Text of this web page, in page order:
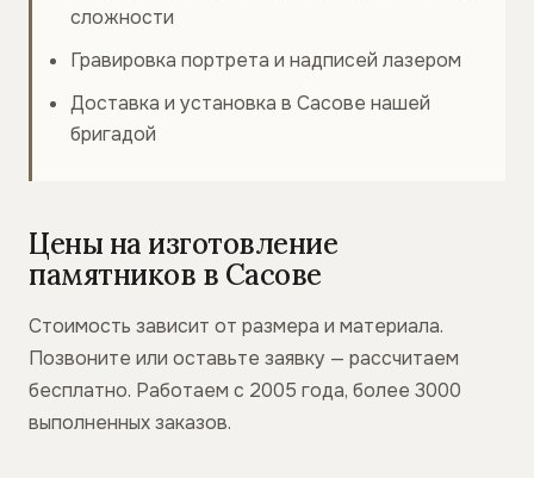
сложности
Гравировка портрета и надписей лазером
Доставка и установка в Сасове нашей
бригадой
Цены на изготовление
памятников в Сасове
Стоимость зависит от размера и материала.
Позвоните или оставьте заявку — рассчитаем
бесплатно. Работаем с 2005 года, более 3000
выполненных заказов.